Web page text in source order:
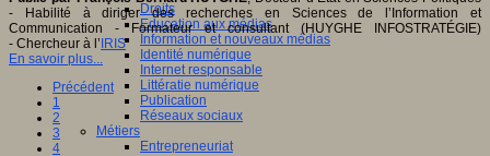
Droits
Education aux médias
Information et nouveaux médias
Identité numérique
Internet responsable
Littératie numérique
Publication
Réseaux sociaux
Métiers
Entrepreneuriat
- Habilité à diriger des recherches en Sciences de l’Information et
Communication - Formateur et consultant (HUYGHE INFOSTRATÉGIE)
- Chercheur à l’ IRIS
En savoir plus...
Précédent
1
2
3
4